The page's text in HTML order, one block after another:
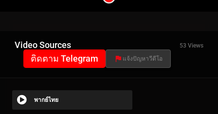
Video Sources 53 Views
ติดตาม Telegram แจ้งปัญหาวีดีโอ
พากย์ไทย